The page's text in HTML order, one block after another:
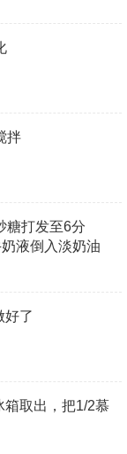
拌
糖打发至6分
液倒入淡奶油
好了
箱取出，把1/2慕